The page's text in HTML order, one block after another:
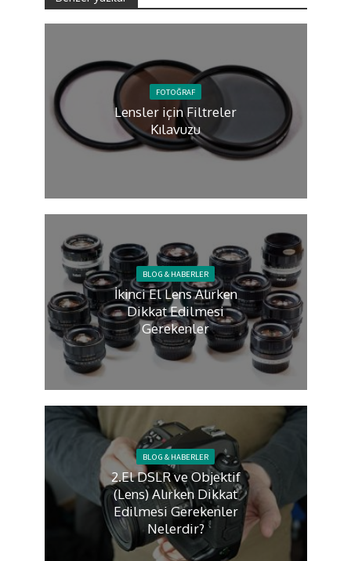
FOTOĞRAF
Lensler için Filtreler
Kılavuzu
BLOG & HABERLER
İkinci El Lens Alırken
Dikkat Edilmesi
Gerekenler
BLOG & HABERLER
2.El DSLR ve Objektif
(Lens) Alırken Dikkat
Edilmesi Gerekenler
Nelerdir?